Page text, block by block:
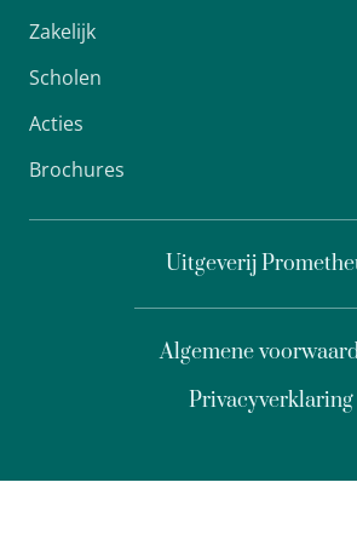
Zakelijk
Scholen
Acties
Brochures
Uitgeverij
Privacyverklaring
Algemene